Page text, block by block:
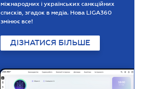
міжнародних і українських санкційних
списків, згадок в медіа. Нова LIGA360
змінює все!
ДІЗНАТИСЯ БІЛЬШЕ